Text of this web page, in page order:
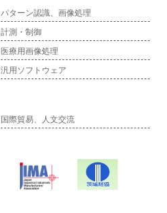
パターン認識、画像処理
計測・制御
医療用画像処理
汎用ソフトウェア
国際貿易、人文交流